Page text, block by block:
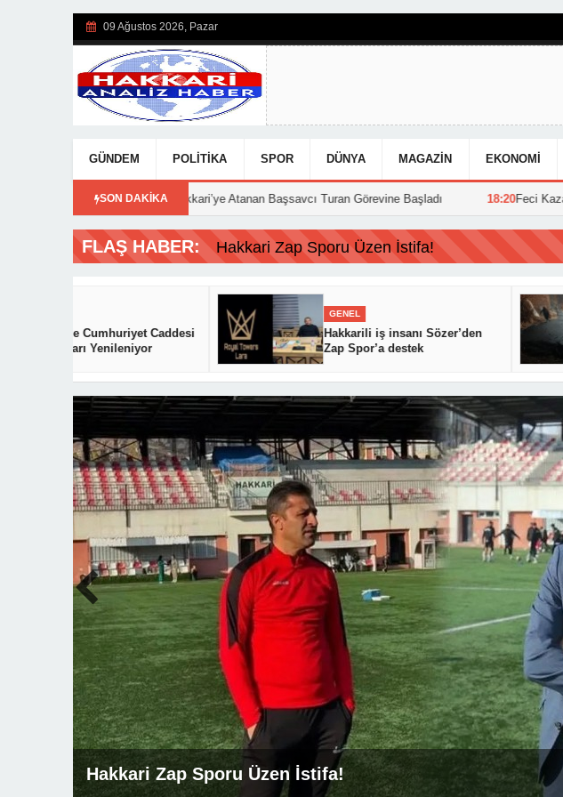
09 Ağustos 2026, Pazar
GÜNDEM POLITIKA SPOR DÜNYA MAGAZIN EKONOMI
SON DAKİKA
Hakkari’ye Atanan Başsavcı Turan Görevine Başladı 18:20Feci Kazada Hayata
Hakkari Zap Sporu Üzen İstifa!
Cumhuriyet Caddesi
Yenileniyor
GENEL
Hakkarili iş insanı Sözer’den
Zap Spor’a destek
Hakkari Zap Sporu Üzen İstifa!